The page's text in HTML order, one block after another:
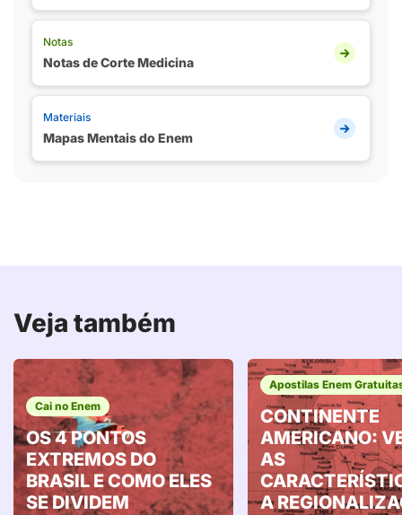
Notas
Notas de Corte Medicina
Materiais
Mapas Mentais do Enem
Veja também
Cai no Enem
OS 4 PONTOS
EXTREMOS DO
BRASIL E COMO ELES
SE DIVIDEM
Apostilas Enem
CONTINENTE
AMERICANO:
AS
A